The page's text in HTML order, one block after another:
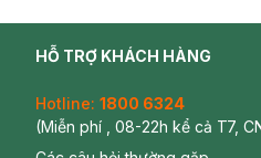
HỖ TRỢ KHÁCH HÀNG
Hotline: 1800 6324
(Miễn phí , 08-22h kể cả T7,